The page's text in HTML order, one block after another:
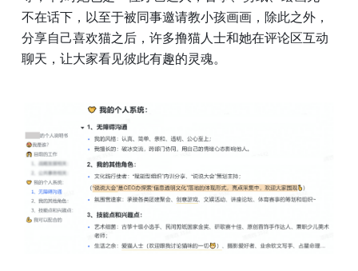
不在话下，以至于被同事邀请教小孩画画，除此之外，
分享自己喜欢猫之后，许多撸猫人士和她在评论区互动
聊天，让大家看见彼此有趣的灵魂。